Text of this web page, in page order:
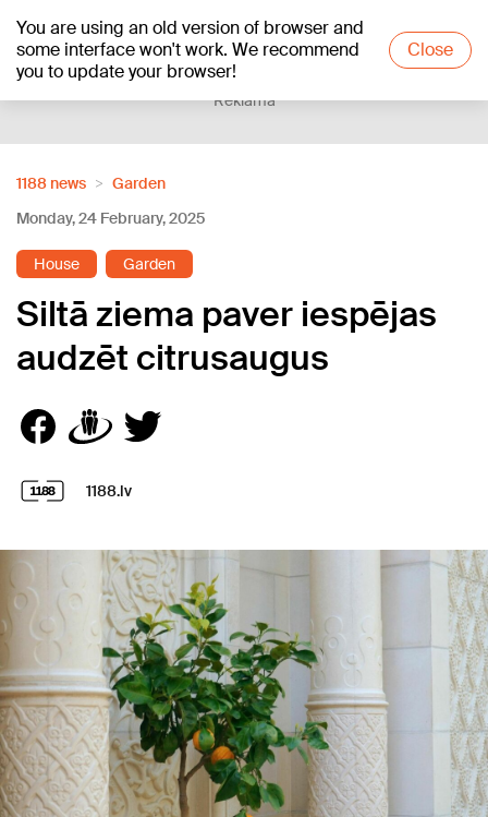
You are using an old version of browser and
some interface won't work. We recommend
you to update your browser!
Close
+15°C
Reklāma
1188 news
Garden
Monday, 24 February, 2025
House Garden
Siltā ziema paver iespējas
audzēt citrusaugus
1188.lv